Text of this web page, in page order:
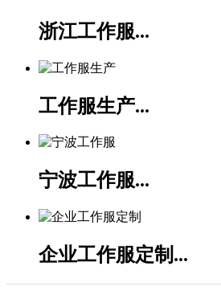
浙江工作服...
工作服生产...
宁波工作服...
企业工作服定制...